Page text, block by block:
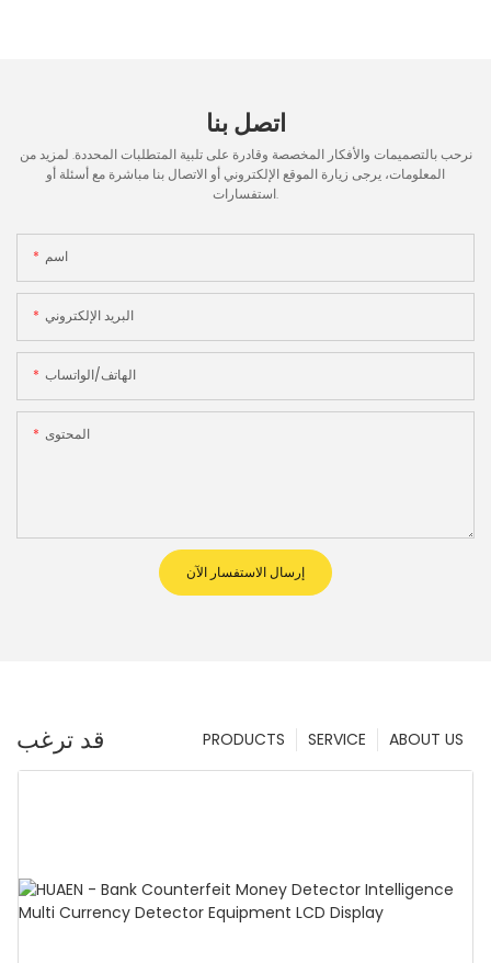
اتصل بنا
نرحب بالتصميمات والأفكار المخصصة وقادرة على تلبية المتطلبات المحددة. لمزيد من
المعلومات، يرجى زيارة الموقع الإلكتروني أو الاتصال بنا مباشرة مع أسئلة أو
استفسارات.
اسم
البريد الإلكتروني
الهاتف/الواتساب
المحتوى
إرسال الاستفسار الآن
قد ترغب ABOUT US
SERVICE
PRODUCTS